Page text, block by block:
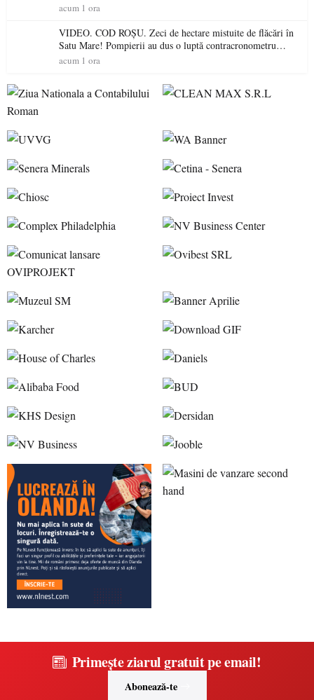
acum 1 ora
VIDEO. COD ROȘU. Zeci de hectare mistuite de flăcări în
Satu Mare! Pompierii au dus o luptă contracronometru
pentru a salva o pădure de la dezastru
acum 1 ora
Primește ziarul gratuit pe email!
Abonează-te